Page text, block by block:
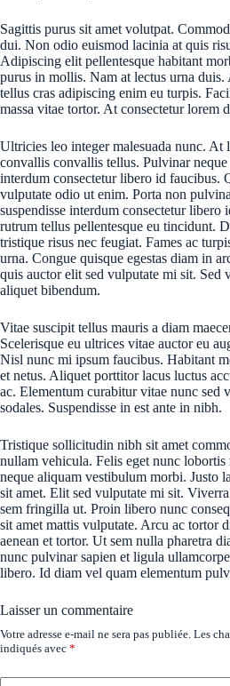
Sagittis purus sit amet volutpat.
dui. Non odio euismod lacinia at quis
Adipiscing elit pellentesque habitant
purus in mollis. Nam at lectus urna duis.
tellus cras adipiscing enim eu turpis.
massa vitae tortor. At consectetur lorem
Ultricies leo integer malesuada nunc. At
convallis convallis tellus. Pulvinar neque
interdum consectetur libero id faucibus.
vulputate odio ut enim. Porta non
suspendisse interdum consectetur libero
rutrum tellus pellentesque eu tincidunt.
tristique risus nec feugiat. Fames ac
urna. Congue quisque egestas diam in
quis auctor elit sed vulputate mi sit. Sed
aliquet bibendum.
Vitae suscipit tellus mauris a diam
Scelerisque eu ultrices vitae auctor eu
Nisl nunc mi ipsum faucibus. Habitant
et netus. Aliquet porttitor lacus luctus
ac. Elementum curabitur vitae nunc sed
sodales. Suspendisse in est ante in nibh.
Tristique sollicitudin nibh sit amet
nullam vehicula. Felis eget nunc lobortis
neque aliquam vestibulum morbi. Justo
sit amet. Elit sed vulputate mi sit.
sem fringilla ut. Proin libero nunc
sit amet mattis vulputate. Arcu ac tortor
aenean et tortor. Ut sem nulla pharetra
nunc pulvinar sapien et ligula
libero. Id diam vel quam elementum
Laisser un commentaire
Votre adresse e-mail ne sera pas publiée. Les
indiqués avec *